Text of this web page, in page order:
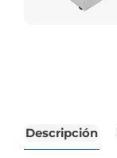
Descripción